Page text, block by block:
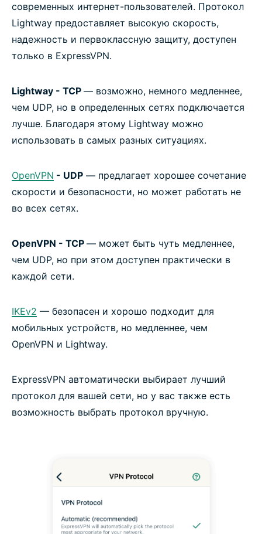
современных интернет-пользователей. Протокол
Lightway предоставляет высокую скорость,
надежность и первоклассную защиту, доступен
только в ExpressVPN.
Lightway - TCP — возможно, немного медленнее,
чем UDP, но в определенных сетях подключается
лучше. Благодаря этому Lightway можно
использовать в самых разных ситуациях.
OpenVPN - UDP — предлагает хорошее сочетание
скорости и безопасности, но может работать не
во всех сетях.
OpenVPN - TCP — может быть чуть медленнее,
чем UDP, но при этом доступен практически в
каждой сети.
IKEv2 — безопасен и хорошо подходит для
мобильных устройств, но медленнее, чем
OpenVPN и Lightway.
ExpressVPN автоматически выбирает лучший
протокол для вашей сети, но у вас также есть
возможность выбрать протокол вручную.